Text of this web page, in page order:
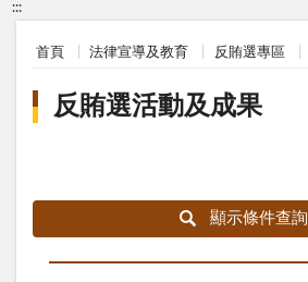
:::
首頁 法律宣導及教育 反賄選專區
反賄選活動及成果
顯示條件查詢